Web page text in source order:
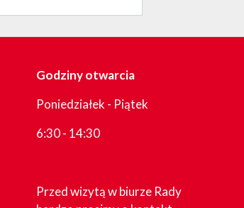
Godziny otwarcia
Poniedziałek - Piątek
6:30 - 14:30
Przed wizytą w biurze Rady